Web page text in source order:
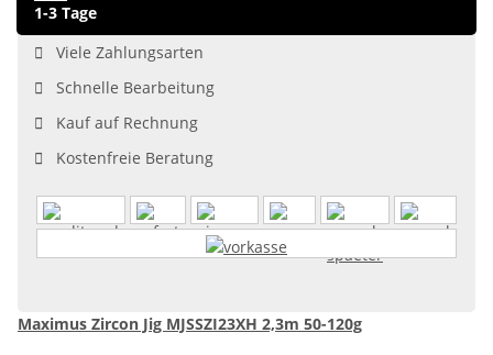
1-3 Tage
Viele Zahlungsarten
Schnelle Bearbeitung
Kauf auf Rechnung
Kostenfreie Beratung
Maximus Zircon Jig MJSSZI23XH 2,3m 50-120g